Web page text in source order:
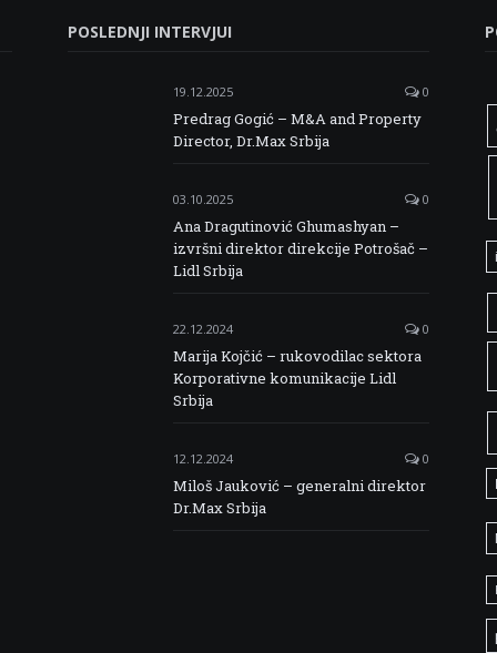
POSLEDNJI INTERVJUI
19.12.2025 0
Predrag Gogić – M&A and Property
Director, Dr.Max Srbija
03.10.2025 0
Ana Dragutinović Ghumashyan –
izvršni direktor direkcije Potrošač –
Lidl Srbija
22.12.2024 0
Marija Kojčić – rukovodilac sektora
Korporativne komunikacije Lidl
Srbija
12.12.2024 0
Miloš Jauković – generalni direktor
Dr.Max Srbija